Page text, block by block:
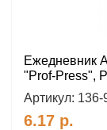
Ежедневник
"Prof-Press",
Артикул: 136-
6.17 р.